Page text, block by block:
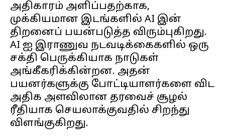
அதிகாரம் அளிப்பதற்காக,
முக்கியமான இடங்களில் AI இன்
திறனைப் பயன்படுத்த விரும்புகிறது.
AI ஐ இராணுவ நடவடிக்கைகளில் ஒரு
சக்தி பெருக்கியாக நாடுகள்
அங்கீகரிக்கின்றன. அதன்
பயனர்களுக்கு போட்டியாளர்களை விட
அதிக அளவிலான தரவைச் சூழல்
ரீதியாக செயலாக்குவதில் சிறந்து